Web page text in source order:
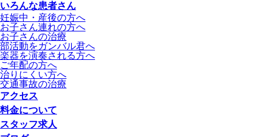
いろんな患者さん
妊娠中・産後の方へ
お子さん連れの方へ
お子さんの治療
部活動をガンバル君へ
楽器を演奏される方へ
ご年配の方へ
治りにくい方へ
交通事故の治療
アクセス
料金について
スタッフ求人